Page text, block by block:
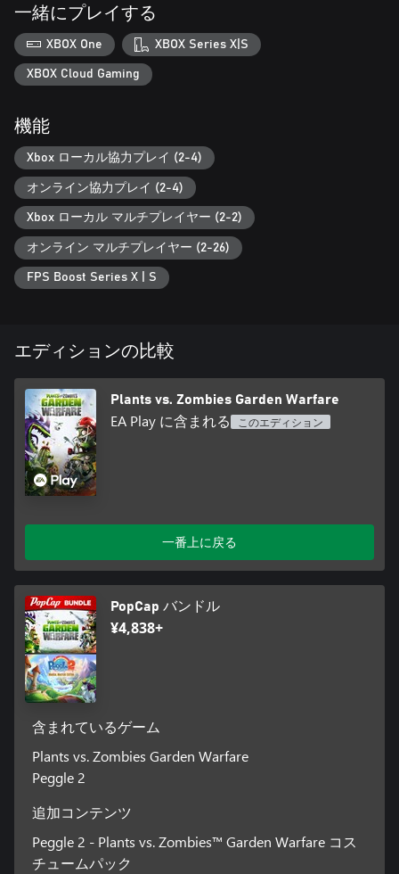
一緒にプレイする
XBOX One XBOX Series X|S
XBOX Cloud Gaming
機能
Xbox ローカル協力プレイ (2-4)
オンライン協力プレイ (2-4)
Xbox ローカル マルチプレイヤー (2-2)
オンライン マルチプレイヤー (2-26)
FPS Boost Series X | S
エディションの比較
Plants vs. Zombies Garden Warfare
EA Play に含まれる このエディション
一番上に戻る
PopCap バンドル
¥4,838+
含まれているゲーム
Plants vs. Zombies Garden Warfare
Peggle 2
追加コンテンツ
Peggle 2 - Plants vs. Zombies™ Garden Warfare コス
チュームパック